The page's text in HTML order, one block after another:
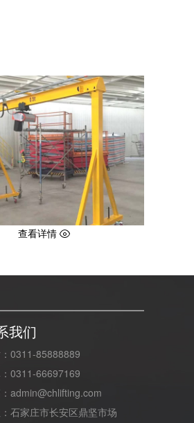
查看详情
我们
0311-85888889
0311-66697169
admin@chlifting.com
石家庄市长安区鼎坚市场